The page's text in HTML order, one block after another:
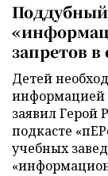
запретов в
Детей
информацией
заявил Герой
подкасте
учебных